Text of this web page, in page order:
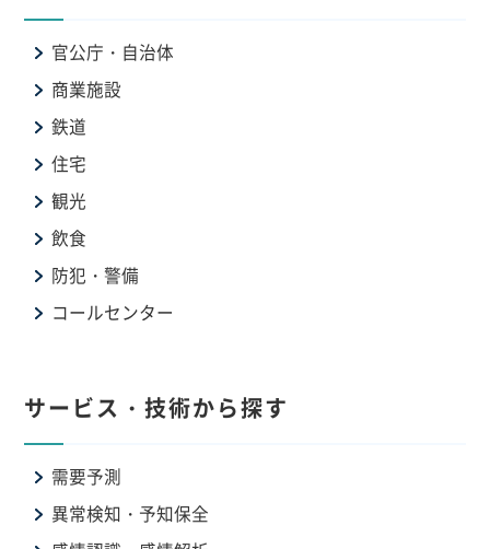
官公庁・自治体
商業施設
鉄道
住宅
観光
飲食
防犯・警備
コールセンター
サービス・技術から探す
需要予測
異常検知・予知保全